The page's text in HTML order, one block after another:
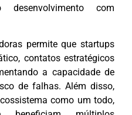
desenvolvimento com
permite que startups
contatos estratégicos
a capacidade de
de falhas. Além disso,
como um todo,